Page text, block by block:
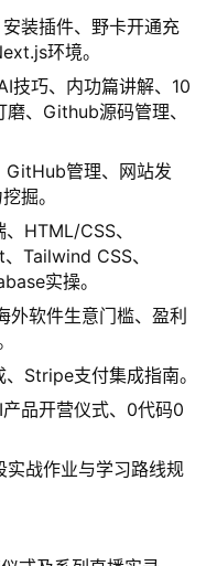
装插件、野卡开通充
环境。
技巧、内功篇讲解、10
、Github源码管理、
GitHub管理、网站发
掘。
HTML/CSS、
Tailwind CSS、
实操。
外软件生意门槛、盈利
Stripe支付集成指南。
品开营仪式、0代码0
战作业与学习路线规